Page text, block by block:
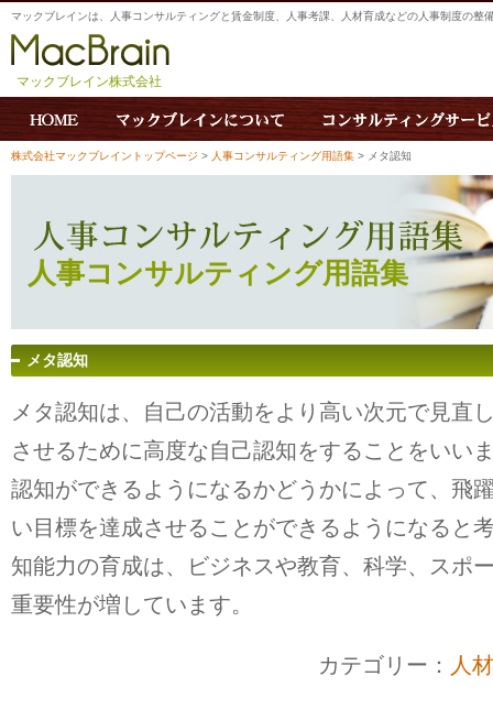
マックブレインは、人事コンサルティングと賃金制度、人事考課、人材育成などの人事制度の整
マックブレイン株式会社
株式会社マックブレイントップページ > 人事コンサルティング用語集 > メタ認知
人事コンサルティング用語集
メタ認知
メタ認知は、自己の活動をより高い次元で見直
させるために高度な自己認知をすることをいい
認知ができるようになるかどうかによって、飛
い目標を達成させることができるようになると
知能力の育成は、ビジネスや教育、科学、スポ
重要性が増しています。
カテゴリー： 人